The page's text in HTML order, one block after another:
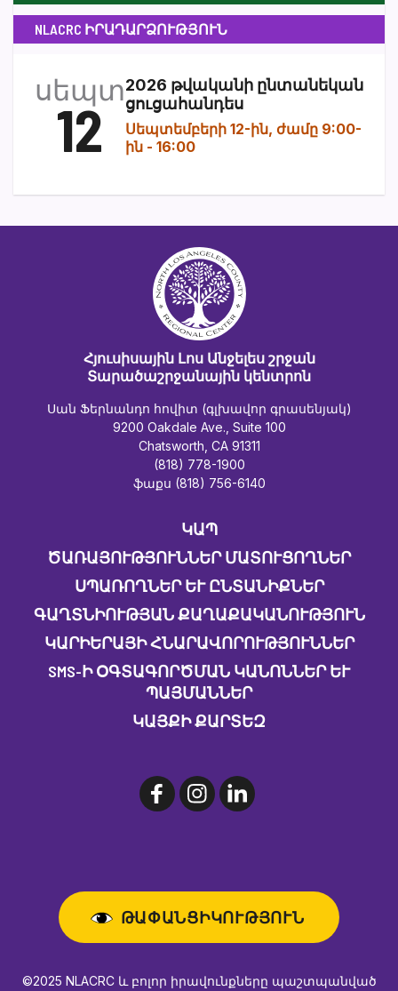
NLACRC ԻՐԱԴԱՐՁՈՒԹՅՈՒՆ
սեպտ
12
2026 թվականի ընտանեկան
ցուցահանդես
Սեպտեմբերի 12-ին, ժամը 9:00-
ին - 16:00
Հյուսիսային Լոս Անջելես շրջան
Տարածաշրջանային կենտրոն
Սան Ֆերնանդո հովիտ (գլխավոր գրասենյակ)
9200 Oakdale Ave., Suite 100
Chatsworth, CA 91311
(818) 778-1900
ֆաքս (818) 756-6140
ԿԱՊ
ԾԱՌԱՅՈՒԹՅՈՒՆՆԵՐ ՄԱՏՈՒՑՈՂՆԵՐ
ՍՊԱՌՈՂՆԵՐ ԵՒ ԸՆՏԱՆԻՔՆԵՐ
ԳԱՂՏՆԻՈՒԹՅԱՆ ՔԱՂԱՔԱԿԱՆՈՒԹՅՈՒՆ
ԿԱՐԻԵՐԱՅԻ ՀՆԱՐԱՎՈՐՈՒԹՅՈՒՆՆԵՐ
SMS-Ի ՕԳՏԱԳՈՐԾՄԱՆ ԿԱՆՈՆՆԵՐ ԵՒ Պ
ԱՅՄԱՆՆԵՐ
ԿԱՅՔԻ ՔԱՐՏԵԶ
ԹԱՓԱՆՑԻԿՈՒԹՅՈՒՆ
©2025 NLACRC և բոլոր իրավունքները պաշտպանված